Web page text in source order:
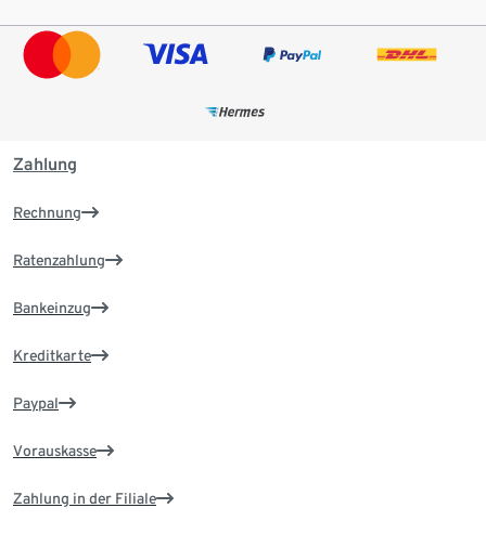
Zahlung
Rechnung
Ratenzahlung
Bankeinzug
Kreditkarte
Paypal
Vorauskasse
Zahlung in der Filiale